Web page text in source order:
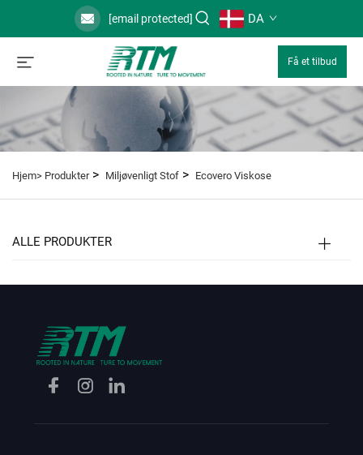
[email protected] DA
Få et tilbud
Hjem> Produkter> Miljøvenligt Stof > Ecovero Viskose
ALLE PRODUKTER